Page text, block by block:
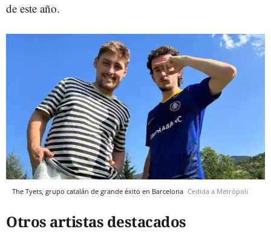
de este año.
The Tyets, grupo catalán de grande éxito en Barcelona Cedida a Metrópoli
Otros artistas destacados